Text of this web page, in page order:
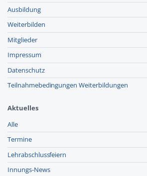
Ausbildung
Weiterbilden
Mitglieder
Impressum
Datenschutz
Teilnahmebedingungen Weiterbildungen
Aktuelles
Alle
Termine
Lehr­abschluss­feiern
Innungs-News